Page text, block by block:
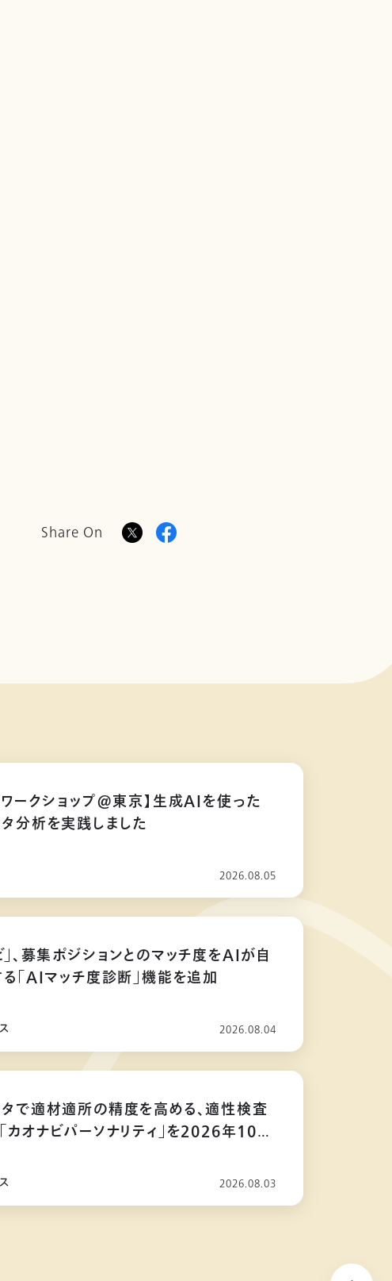
Share On
ークショップ@東京】生成AIを使った
分析を実践しました
2026.08.05
」、募集ポジションとのマッチ度をAIが自
「AIマッチ度診断」機能を追加
2026.08.04
で適材適所の精度を高める、適性検査
カオナビパーソナリティ」を2026年10月
2026.08.03